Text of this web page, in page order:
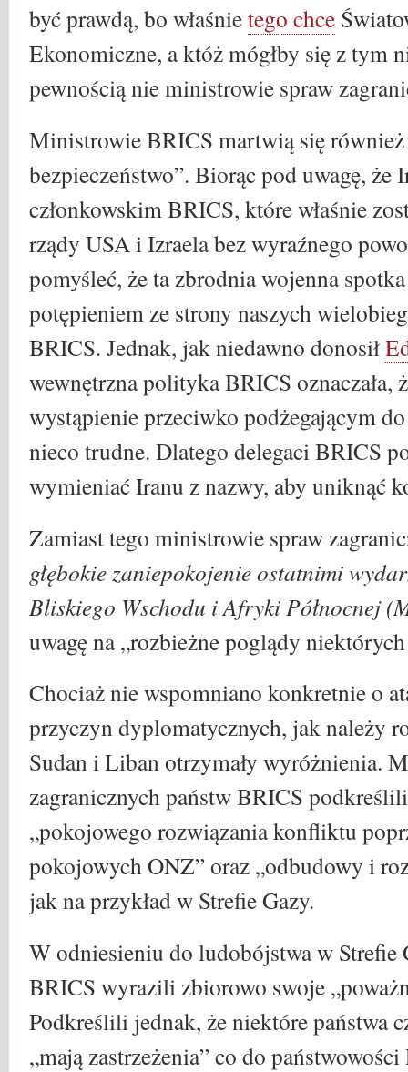
być prawdą, bo właśnietego chce
Ekonomiczne, a któż mógłby się z tym
pewnością nie ministrowie spraw
Ministrowie BRICS martwią się
bezpieczeństwo”. Biorąc pod uwagę, że
członkowskim BRICS, które właśnie
rządy USA i Izraela bez wyraźnego
pomyśleć, że ta zbrodnia wojenna
potępieniem ze strony naszych
BRICS. Jednak, jak niedawno donosił
wewnętrzna polityka BRICS oznaczała,
wystąpienie przeciwko podżegającym
nieco trudne. Dlatego delegaci BRICS
wymieniać Iranu z nazwy, aby uniknąć
Zamiast tego ministrowie spraw
głębokie zaniepokojenie ostatnimi
Bliskiego Wschodu i Afryki Północnej
uwagę na „rozbieżne poglądy
Chociaż nie wspomniano konkretnie o
przyczyn dyplomatycznych, jak należy
Sudan i Liban otrzymały wyróżnienia.
zagranicznych państw BRICS
„pokojowego rozwiązania konfliktu
pokojowych ONZ” oraz „odbudowy i
jak na przykład w Strefie Gazy.
W odniesieniu do ludobójstwa w Strefie
BRICS wyrazili zbiorowo swoje
Podkreślili jednak, że niektóre państwa
„mają zastrzeżenia” co do państwowości